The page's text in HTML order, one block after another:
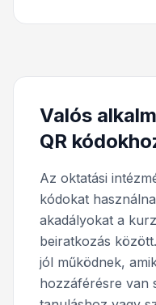
Valós
QR
Az oktatási
kódokat
akadályokat a
beiratkozás
jól működnek,
hozzáférésre van